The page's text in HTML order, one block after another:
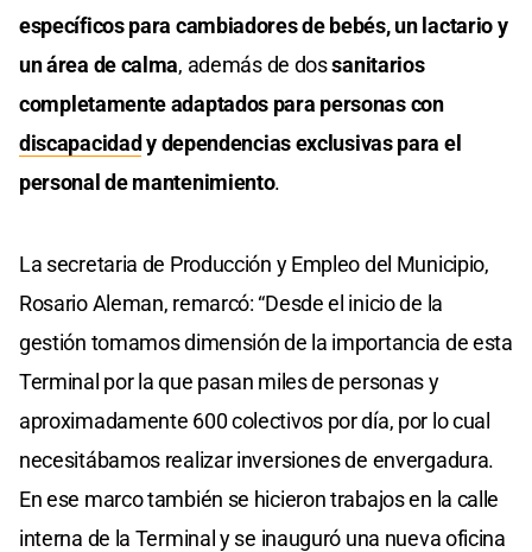
específicos para cambiadores de bebés, un lactario y
un área de calma, además de dossanitarios
completamente adaptados para personas con
discapacidady dependencias exclusivas para el
personal de mantenimiento.
La secretaria de Producción y Empleo del Municipio,
Rosario Aleman, remarcó: “Desde el inicio de la
gestión tomamos dimensión de la importancia de esta
Terminal por la que pasan miles de personas y
aproximadamente 600 colectivos por día, por lo cual
necesitábamos realizar inversiones de envergadura.
En ese marco también se hicieron trabajos en la calle
interna de la Terminal y se inauguró una nueva oficina